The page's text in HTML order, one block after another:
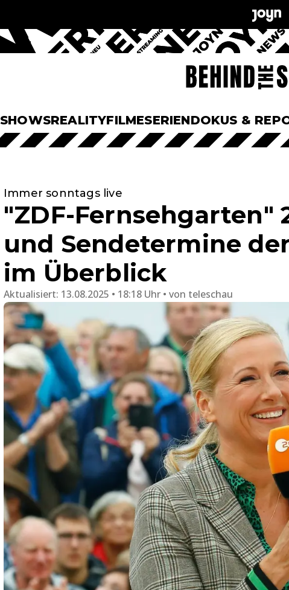
SHOWSREALITYFILMESERIENDOKUS &
Immer sonntags live
"ZDF-Fernsehgarten"
und Sendetermine
im Überblick
Aktualisiert: 13.08.2025 • 18:18 Uhr von teleschau